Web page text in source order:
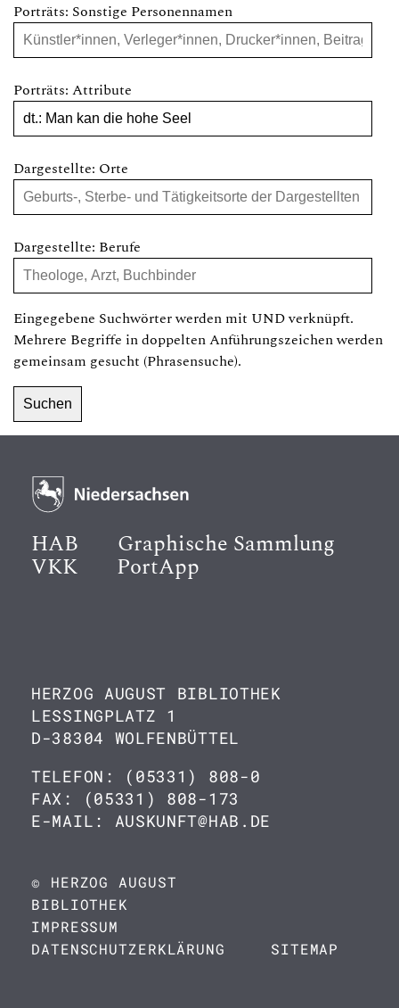
Porträts: Sonstige Personennamen
Porträts: Attribute
Dargestellte: Orte
Dargestellte: Berufe
Eingegebene Suchwörter werden mit UND verknüpft.
Mehrere Begriffe in doppelten Anführungszeichen werden
gemeinsam gesucht (Phrasensuche).
HAB Graphische Sammlung
VKK PortApp
HERZOG AUGUST BIBLIOTHEK
LESSINGPLATZ 1
D-38304 WOLFENBÜTTEL
TELEFON: (05331) 808-0
FAX: (05331) 808-173
E-MAIL: AUSKUNFT@HAB.DE
© HERZOG AUGUST
BIBLIOTHEK
IMPRESSUM
DATENSCHUTZERKLÄRUNG
SITEMAP